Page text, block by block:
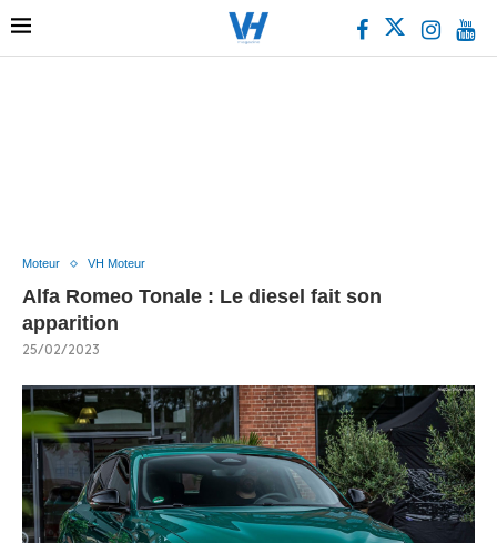
Moteur VH Moteur
Alfa Romeo Tonale : Le diesel fait son
apparition
25/02/2023